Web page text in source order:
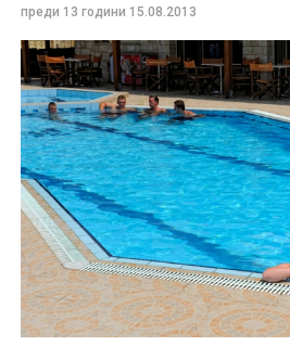
преди 13 години 15.08.2013